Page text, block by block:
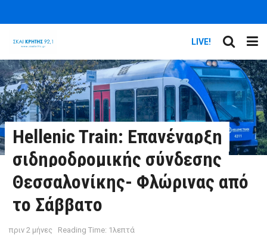
LIVE!
Hellenic Train: Επανέναρξη
σιδηροδρομικής σύνδεσης
Θεσσαλονίκης- Φλώρινας από
το Σάββατο
πριν 2 μήνες Reading Time: 1λεπτά